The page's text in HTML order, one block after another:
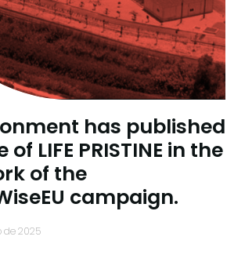
has published
LIFE PRISTINE in the
of the
campaign.
de 2025